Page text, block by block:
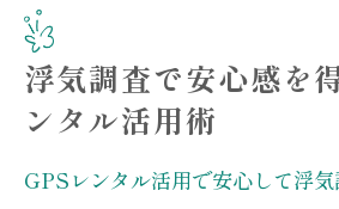
夫婦の窓口でGPSレンタ
由
利用者急増中の夫婦の窓
浮気調査で安心感を
ンタル活用術
GPSレンタル活用で安心して浮